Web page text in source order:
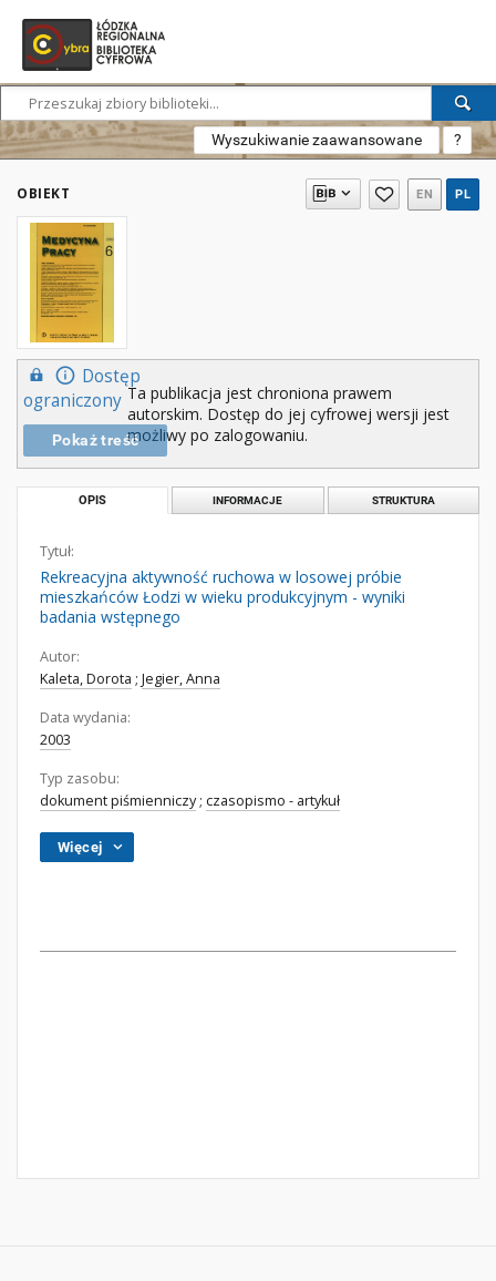
Wyszukiwanie zaawansowane ?
OBIEKT EN PL
Dostęp
ograniczony
Pokaż treść
Ta publikacja jest chroniona prawem
autorskim. Dostęp do jej cyfrowej wersji jest
możliwy po zalogowaniu.
OPIS INFORMACJE STRUKTURA
Tytuł:
Rekreacyjna aktywność ruchowa w losowej próbie
mieszkańców Łodzi w wieku produkcyjnym - wyniki
badania wstępnego
Autor:
Kaleta, Dorota ; Jegier, Anna
Data wydania:
2003
Typ zasobu:
dokument piśmienniczy; czasopismo - artykuł
Więcej